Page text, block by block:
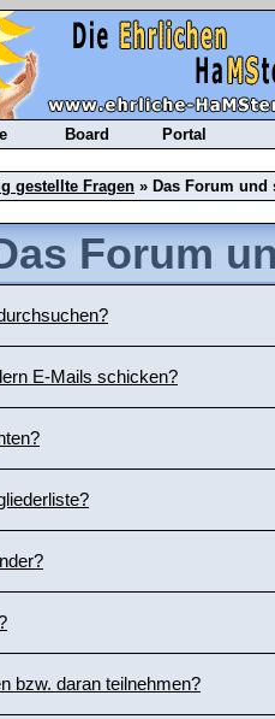
Board Portal
gestellte Fragen » Das Forum und
Forum
E-Mails schicken?
bzw. daran teilnehmen?